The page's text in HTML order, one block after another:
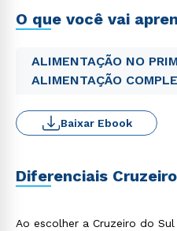
O que você vai
ALIMENTAÇÃO NO
ALIMENTAÇÃO
Baixar Ebook
Diferenciais
Ao escolher a Cruzeiro do